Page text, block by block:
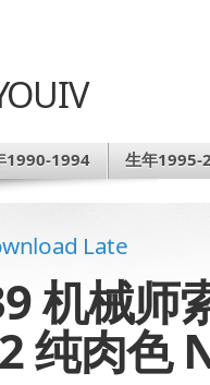
1990-1994 生年1995-
Late
机械师
纯肉色